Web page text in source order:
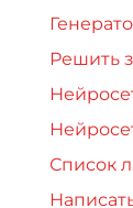
Решить
Список